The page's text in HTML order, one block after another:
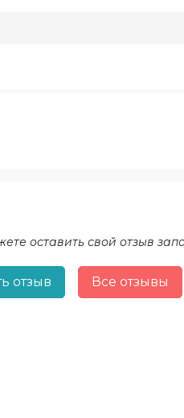
оставить свой отзыв
отзыв Все отзывы